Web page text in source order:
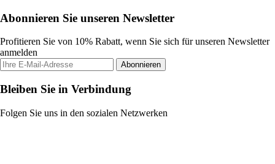
Abonnieren Sie unseren Newsletter
Profitieren Sie von 10% Rabatt, wenn Sie sich für unseren Newsletter
anmelden
Abonnieren
Bleiben Sie in Verbindung
Folgen Sie uns in den sozialen Netzwerken